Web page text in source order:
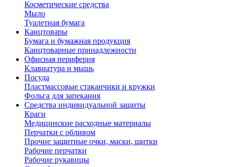
Косметические средства
Мыло
Туалетная бумага
Канцтовары
Бумага и бумажная продукция
Канцтоварные принадлежности
Офисная периферия
Клавиатура и мышь
Посуда
Пластмассовые стаканчики и кружки
Фольга для запекания
Средства индивидуальной защиты
Краги
Медицинские расходные материалы
Перчатки с обливом
Прочие защитные очки, маски, щитки
Рабочие перчатки
Рабочие рукавицы